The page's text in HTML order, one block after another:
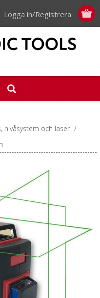
Logga in/Registrera
nivåsystem och laser /